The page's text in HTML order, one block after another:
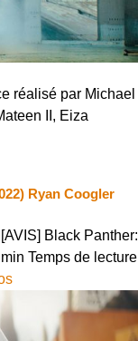
réalisé par Michael
II, Eiza
Ryan Coogler
Black Panther:
Temps de lecture